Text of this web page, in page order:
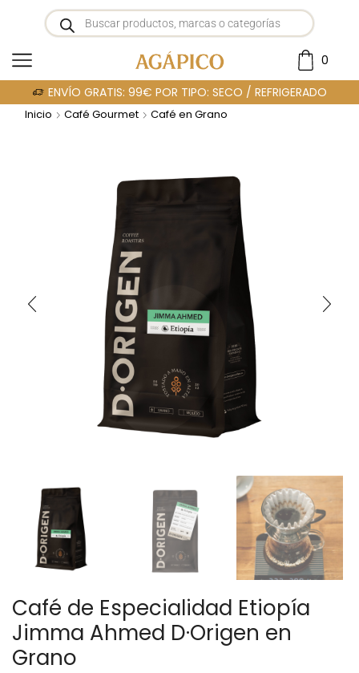
0
ENVÍO GRATIS: 99€ POR TIPO: SECO / REFRIGERADO
Inicio Café Gourmet Café en Grano
Café de Especialidad Etiopía
Jimma Ahmed D·Origen en
Grano